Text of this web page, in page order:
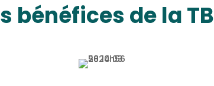
bénéfices de la